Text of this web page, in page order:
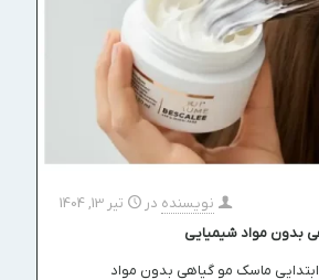
نویسنده در
تیر 13, 1404
بدون مواد شیمیایی
ماسک مو گیاهی بدون مواد